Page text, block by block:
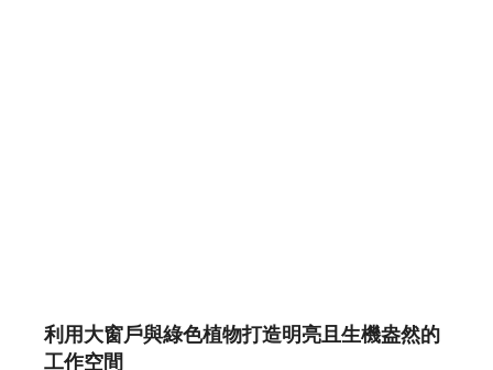
利用大窗戶與綠色植物打造明亮且生機盎然的
工作空間